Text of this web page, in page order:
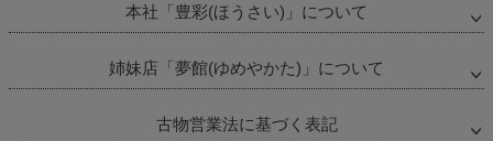
本社「豊彩(ほうさい)」について
姉妹店「夢館(ゆめやかた)」について
古物営業法に基づく表記